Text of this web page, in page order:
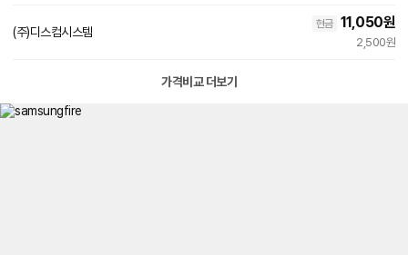
페
이
(주)디스컴시스템
현금 11,050원
2,500원
가격비교 더보기